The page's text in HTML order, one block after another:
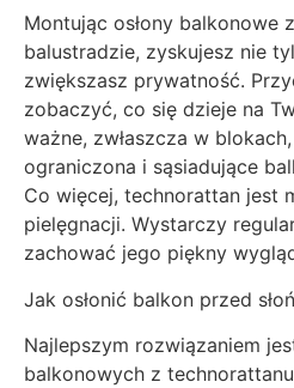
Montując osłony balkonowe
balustradzie, zyskujesz nie
zwiększasz prywatność.
zobaczyć, co się dzieje na
ważne, zwłaszcza w
ograniczona i sąsiadujące
Co więcej, technorattan jest
pielęgnacji. Wystarczy
zachować jego piękny
Jak osłonić balkon przed
Najlepszym rozwiązaniem
balkonowych z